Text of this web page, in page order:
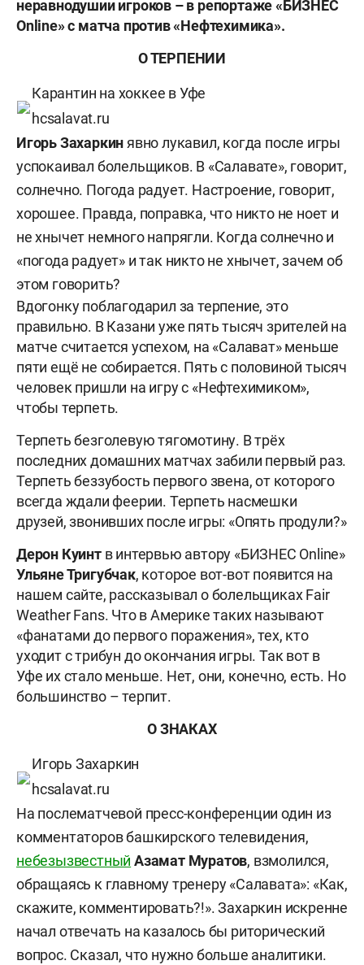
неравнодушии игроков – в репортаже «БИЗНЕС
Online» с матча против «Нефтехимика».
О ТЕРПЕНИИ
Карантин на хоккее в Уфе
hcsalavat.ru
Игорь Захаркинявно лукавил, когда после игры
успокаивал болельщиков. В «Салавате», говорит,
солнечно. Погода радует. Настроение, говорит,
хорошее. Правда, поправка, что никто не ноет и
не хнычет немного напрягли. Когда солнечно и
«погода радует» и так никто не хнычет, зачем об
этом говорить?
Вдогонку поблагодарил за терпение, это
правильно. В Казани уже пять тысяч зрителей на
матче считается успехом, на «Салават» меньше
пяти ещё не собирается. Пять с половиной тысяч
человек пришли на игру с «Нефтехимиком»,
чтобы терпеть.
Терпеть безголевую тягомотину. В трёх
последних домашних матчах забили первый раз.
Терпеть беззубость первого звена, от которого
всегда ждали феерии. Терпеть насмешки
друзей, звонивших после игры: «Опять продули?»
Дерон Куинтв интервью автору «БИЗНЕС Online»
Ульяне Тригубчак, которое вот-вот появится на
нашем сайте, рассказывал о болельщиках Fair
Weather Fans. Что в Америке таких называют
«фанатами до первого поражения», тех, кто
уходит с трибун до окончания игры. Так вот в
Уфе их стало меньше. Нет, они, конечно, есть. Но
большинство – терпит.
О ЗНАКАХ
Игорь Захаркин
hcsalavat.ru
На послематчевой пресс-конференции один из
комментаторов башкирского телевидения,
небезызвестный Азамат Муратов, взмолился,
обращаясь к главному тренеру «Салавата»: «Как,
скажите, комментировать?!».Захаркин искренне
начал отвечать на казалось бы риторический
вопрос. Сказал, что нужно больше аналитики.